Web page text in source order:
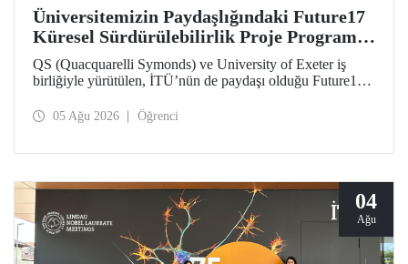
Üniversitemizin Paydaşlığındaki Future17
Küresel Sürdürülebilirlik Proje Programı,
Öğrencilerimizin Başvurularını Bekliyor
QS (Quacquarelli Symonds) ve University of Exeter iş
birliğiyle yürütülen, İTÜ’nün de paydaşı olduğu Future17
öğrenci başvuruları açıldı. Başvurular için son gün 31
05 Ağu 2026 Öğrenci
04
Ağu